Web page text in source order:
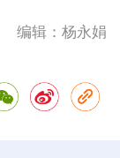
编辑：杨永娟